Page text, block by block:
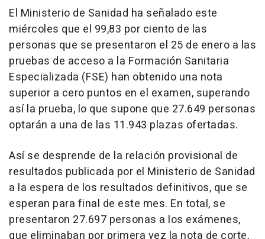
El Ministerio de Sanidad ha señalado este
miércoles que el 99,83 por ciento de las
personas que se presentaron el 25 de enero a las
pruebas de acceso a la Formación Sanitaria
Especializada (FSE) han obtenido una nota
superior a cero puntos en el examen, superando
así la prueba, lo que supone que 27.649 personas
optarán a una de las 11.943 plazas ofertadas.
Así se desprende de la relación provisional de
resultados publicada por el Ministerio de Sanidad
a la espera de los resultados definitivos, que se
esperan para final de este mes. En total, se
presentaron 27.697 personas a los exámenes,